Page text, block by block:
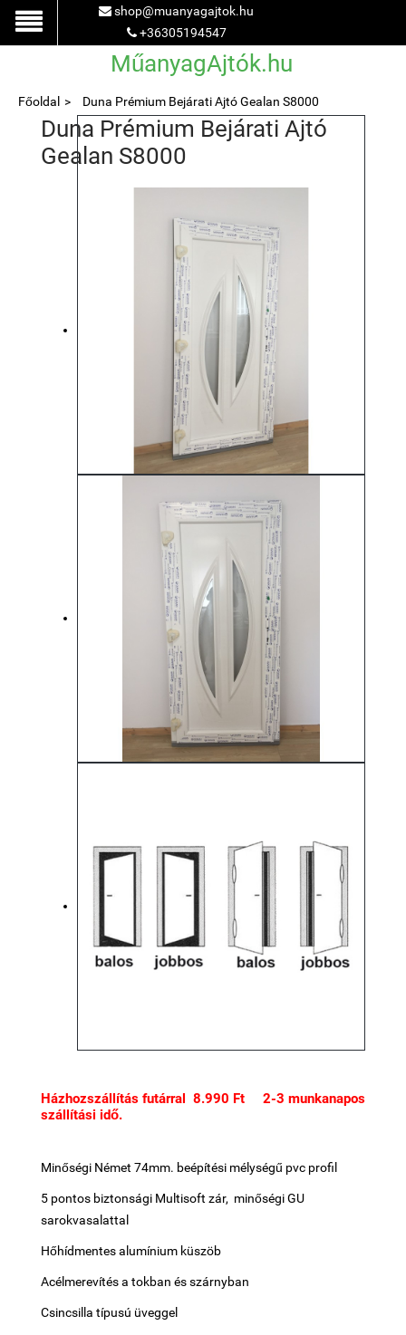
shop@muanyagajtok.hu
+36305194547
MűanyagAjtók.hu
Főoldal Duna Prémium Bejárati Ajtó Gealan S8000
Duna Prémium Bejárati Ajtó
Gealan S8000
Házhozszállítás futárral 8.990 Ft 2-3 munkanapos
szállítási idő.
Minőségi Német 74mm. beépítési mélységű pvc profil
5 pontos biztonsági Multisoft zár, minőségi GU
sarokvasalattal
Hőhídmentes alumínium küszöb
Acélmerevítés a tokban és szárnyban
Csincsilla típusú üveggel